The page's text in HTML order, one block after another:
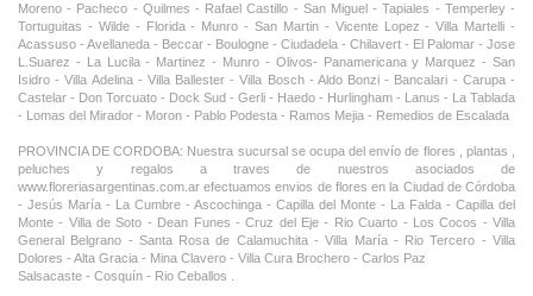
Moreno - Pacheco - Quilmes - Rafael Castillo - San Miguel - Tapiales - Temperley -
Tortuguitas - Wilde - Florida - Munro - San Martin - Vicente Lopez - Villa Martelli -
Acassuso - Avellaneda - Beccar - Boulogne - Ciudadela - Chilavert - El Palomar - Jose
L.Suarez - La Lucila - Martinez - Munro - Olivos- Panamericana y Marquez - San
Isidro - Villa Adelina - Villa Ballester - Villa Bosch - Aldo Bonzi - Bancalari - Carupa -
Castelar - Don Torcuato - Dock Sud - Gerli - Haedo - Hurlingham - Lanus - La Tablada
- Lomas del Mirador - Moron - Pablo Podesta - Ramos Mejia - Remedios de Escalada
PROVINCIA DE CORDOBA: Nuestra sucursal se ocupa del envío de flores , plantas ,
peluches y regalos a traves de nuestros asociados de
www.floreriasargentinas.com.ar efectuamos envios de flores en la Ciudad de Córdoba
- Jesús María - La Cumbre - Ascochinga - Capilla del Monte - La Falda - Capilla del
Monte - Villa de Soto - Dean Funes - Cruz del Eje - Rio Cuarto - Los Cocos - Villa
General Belgrano - Santa Rosa de Calamuchita - Villa María - Rio Tercero - Villa
Dolores - Alta Gracia - Mina Clavero - Villa Cura Brochero - Carlos Paz
Salsacaste - Cosquín - Rio Ceballos .